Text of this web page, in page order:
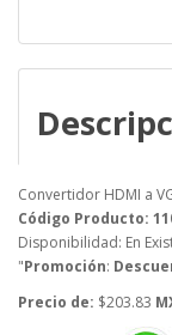
Convertidor HDMI a
Código Producto:
Disponibilidad: En
"Promoción:
Precio de: $203.83